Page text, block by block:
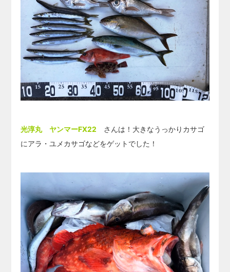
光淳丸 ヤンマーFX22 さんは！大きなうっかりカサゴ
にアラ・ユメカサゴなどをゲットでした！